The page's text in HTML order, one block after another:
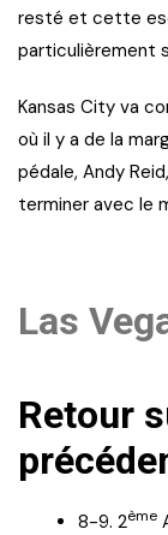
resté et cette
particulièrement
Kansas City va
où il y a de la
pédale, Andy
terminer avec le
Las
Retour
8-9. 2ème